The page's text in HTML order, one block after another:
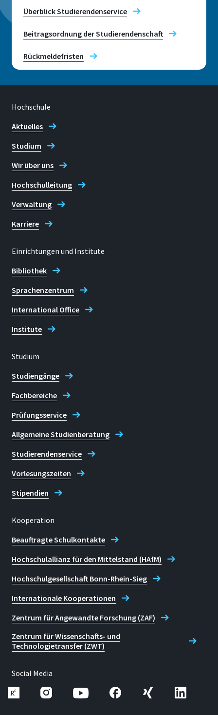
Überblick Studierendenservice
Beitragsordnung der Studierendenschaft
Rückmeldefristen
Hochschule
Aktuelles
Studium
Wir über uns
Hochschulleitung
Verwaltung
Karriere
Einrichtungen und Institute
Bibliothek
Sprachenzentrum
International Office
Institute
Studium
Studiengänge
Fachbereiche
Prüfungsservice
Allgemeine Studienberatung
Studierendenservice
Vorlesungszeiten
Stipendien
Kooperation
Beauftragte Schulkontakte
Hochschulallianz für den Mittelstand (HAfM)
Hochschulgesellschaft Bonn-Rhein-Sieg
Internationale Kooperationen
Zentrum für Angewandte Forschung (ZAF)
Zentrum für Wissenschafts- und
Technologietransfer (ZWT)
Social Media